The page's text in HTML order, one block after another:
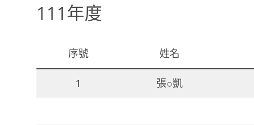
111年度
序號 姓名
1 張○凱